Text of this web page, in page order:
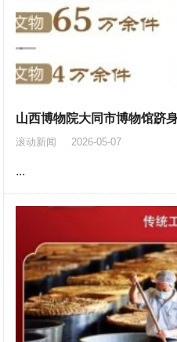
山西博物院大同市博物馆跻
滚动新闻 2026-05-07
...